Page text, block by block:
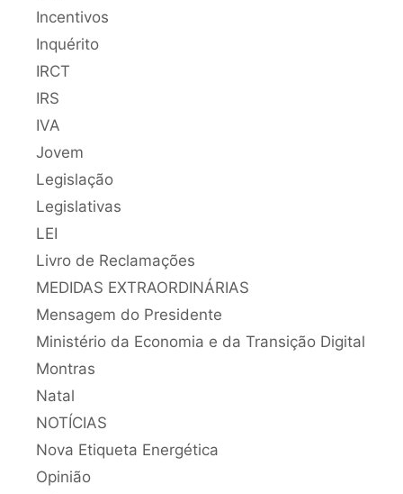
Incentivos
Inquérito
IRCT
IRS
IVA
Jovem
Legislação
Legislativas
LEI
Livro de Reclamações
MEDIDAS EXTRAORDINÁRIAS
Mensagem do Presidente
Ministério da Economia e da Transição Digital
Montras
Natal
NOTÍCIAS
Nova Etiqueta Energética
Opinião